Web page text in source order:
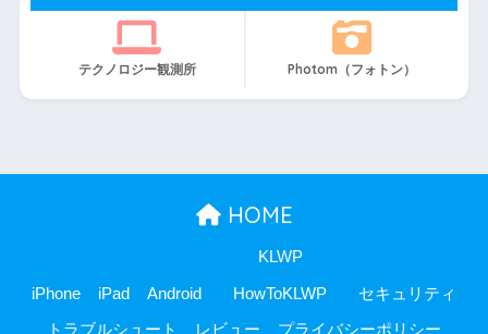
テクノロジー観測所 Photom（フォトン）
HOME
iPhone iPad Android
KLWP
HowToKLWP セキュリティ
トラブルシュート レビュー プライバシーポリシー